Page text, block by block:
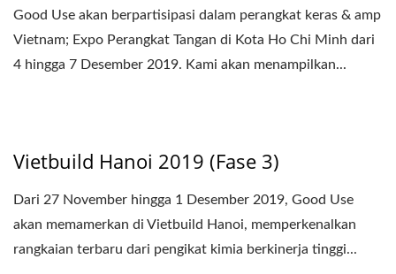
Good Use akan berpartisipasi dalam perangkat keras & amp
Vietnam; Expo Perangkat Tangan di Kota Ho Chi Minh dari
4 hingga 7 Desember 2019. Kami akan menampilkan...
Vietbuild Hanoi 2019 (Fase 3)
Dari 27 November hingga 1 Desember 2019, Good Use
akan memamerkan di Vietbuild Hanoi, memperkenalkan
rangkaian terbaru dari pengikat kimia berkinerja tinggi...